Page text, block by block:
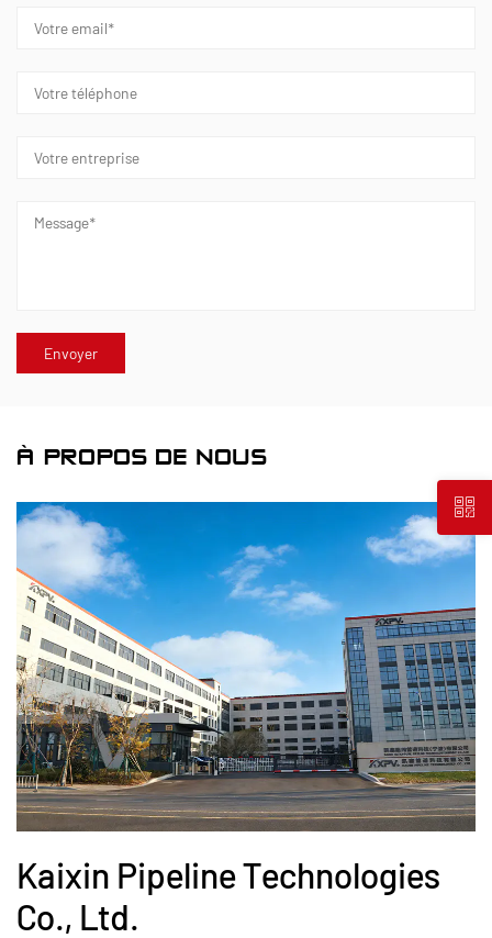
À PROPOS DE NOUS
Kaixin Pipeline Technologies
Co., Ltd.